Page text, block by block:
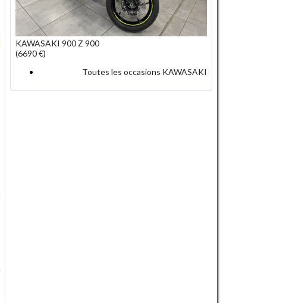
KAWASAKI 900 Z 900
(6690 €)
Toutes les occasions KAWASAKI